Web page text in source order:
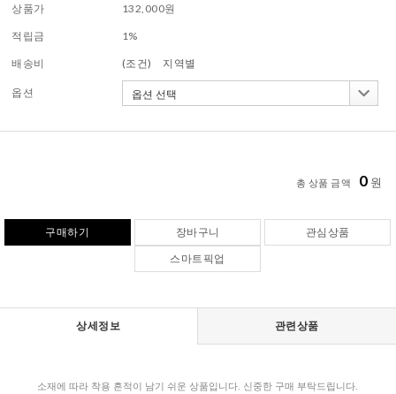
상품가 132,000원
적립금 1%
배송비 (조건) 지역별
옵션
총 상품 금액 0 원
구매하기 장바구니
관심상품
스마트픽업
상세정보 관련상품
소재에 따라 착용 흔적이 남기 쉬운 상품입니다. 신중한 구매 부탁드립니다.